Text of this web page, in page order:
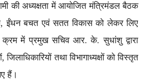
की अध्यक्षता में आयोजित मंत्रिमंडल बैठक
ईंधन बचत एवं सतत विकास को लेकर लिए
क्रम में प्रमुख सचिव आर. के. सुधांशु द्वारा
जिलाधिकारियों तथा विभागाध्यक्षों को विस्तृत
हैं।